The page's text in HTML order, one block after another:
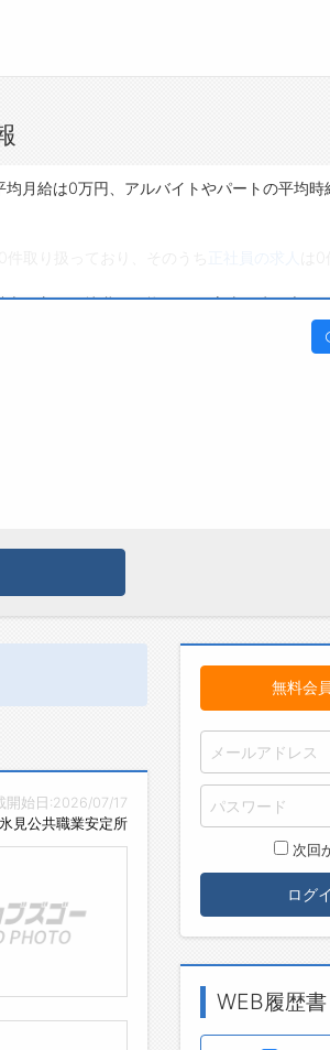
策な
ジョブズゴーについて
月給は0万円、アルバイトやパートの平均
の方の再就職も可能です。 富山県氷見市で
ね。
開始日:2026/07/17
見公共職業安定所
無料会
次回
ログ
WEB履歴書